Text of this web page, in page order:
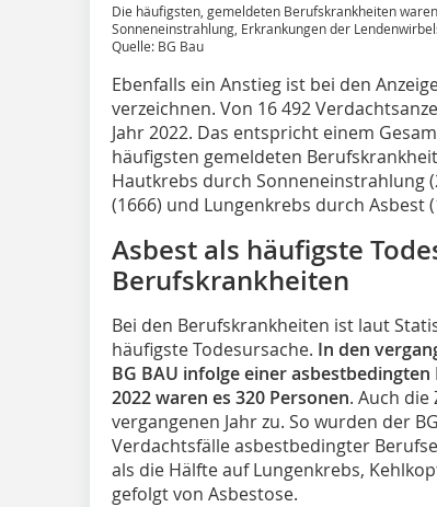
Die häufigsten, gemeldeten Berufskrankheiten
Sonneneinstrahlung, Erkrankungen der
Quelle: BG Bau
Ebenfalls ein Anstieg ist bei den
verzeichnen. Von 16 492
Jahr 2022. Das entspricht einem
häufigsten gemeldeten
Hautkrebs durch Sonneneinstrahlung
(1666) und Lungenkrebs durch Asbest
Asbest als häufigste
Berufskrankheiten
Bei den Berufskrankheiten ist laut
häufigste Todesursache. In den
BG BAU infolge einer
2022 waren es 320 Personen. Auch die
vergangenen Jahr zu. So wurden der
Verdachtsfälle asbestbedingter
als die Hälfte auf Lungenkrebs,
gefolgt von Asbestose.